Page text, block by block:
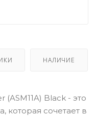
НАЛИЧИЕ
Black - это
которая сочетает в